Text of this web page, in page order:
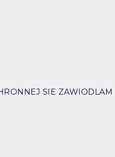
SIE ZAWIODLAM